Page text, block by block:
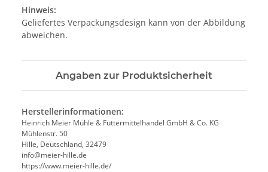
Hinweis:
Geliefertes Verpackungsdesign kann von der Abbildung
abweichen.
Angaben zur Produktsicherheit
Herstellerinformationen:
Heinrich Meier Mühle & Futtermittelhandel GmbH & Co. KG
Mühlenstr. 50
Hille, Deutschland, 32479
info@meier-hille.de
https://www.meier-hille.de/